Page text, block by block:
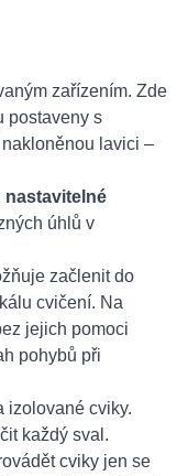
zařízením. Zde
postaveny s
lavici –
nastavitelné
úhlů v
začlenit do
cvičení. Na
jejich pomoci
pohybů při
izolované cviky.
každý sval.
cviky jen se